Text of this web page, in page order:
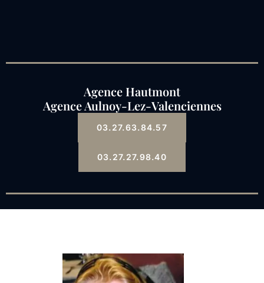
Agence Hautmont
Agence Aulnoy-Lez-Valenciennes
03.27.63.84.57
03.27.27.98.40